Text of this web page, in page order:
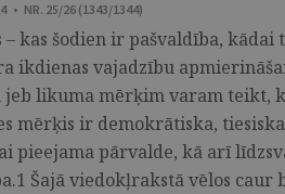
• NR. 25/26 (1343/1344)
– kas šodien ir pašvaldība,
ikdienas vajadzību
jeb likuma mērķim varam teikt,
mērķis ir demokrātiska,
pieejama pārvalde, kā arī
Šajā viedokļrakstā vēlos caur